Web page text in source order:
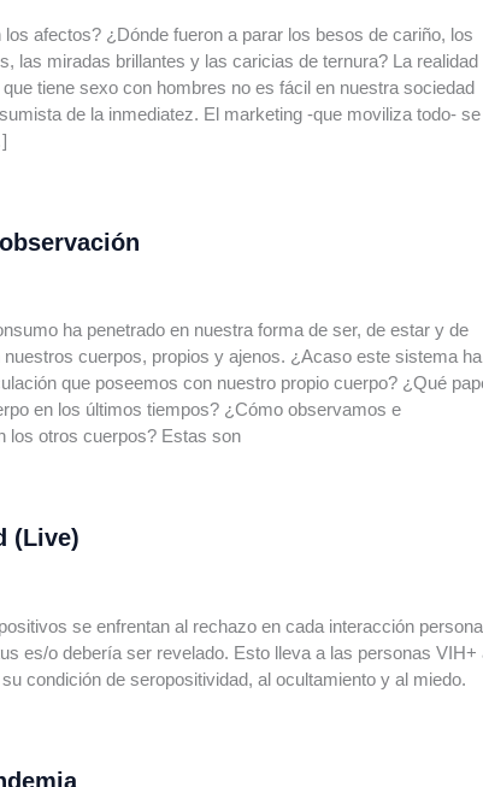
los afectos? ¿Dónde fueron a parar los besos de cariño, los
las miradas brillantes y las caricias de ternura? La realidad
tiene sexo con hombres no es fácil en nuestra sociedad
de la inmediatez. El marketing -que moviliza todo- se
ha penetrado en nuestra forma de ser, de estar y de
nuestros cuerpos, propios y ajenos. ¿Acaso este sistema ha
que poseemos con nuestro propio cuerpo? ¿Qué
en los últimos tiempos? ¿Cómo observamos e
los otros cuerpos? Estas son
(Live)
se enfrentan al rechazo en cada interacción
es/o debería ser revelado. Esto lleva a las personas VIH+
condición de seropositividad, al ocultamiento y al miedo.